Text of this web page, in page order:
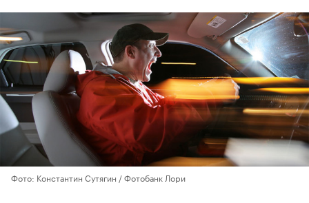
Фото: Константин Сутягин / Фотобанк Лори